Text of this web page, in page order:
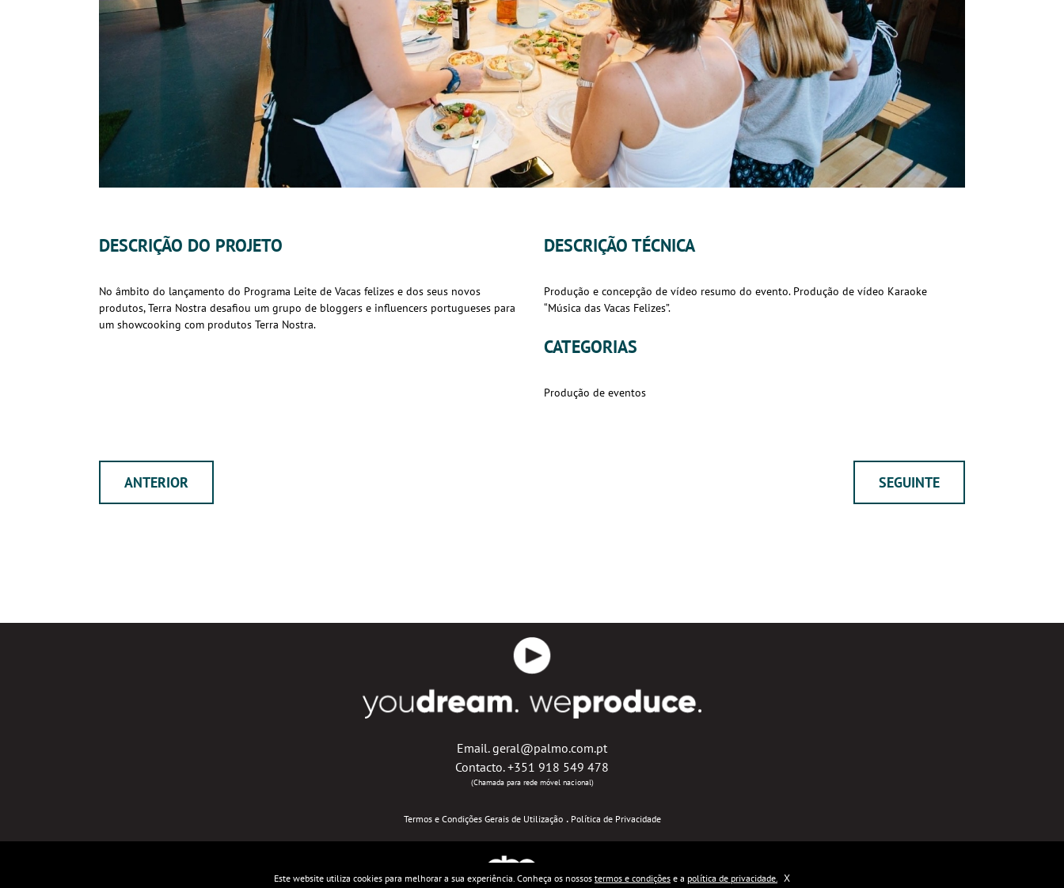
DESCRIÇÃO DO PROJETO
No âmbito do lançamento do Programa Leite de Vacas felizes e dos seus novos
produtos, Terra Nostra desafiou um grupo de bloggers e influencers portugueses para
um showcooking com produtos Terra Nostra.
DESCRIÇÃO TÉCNICA
Produção e concepção de vídeo resumo do evento. Produção de vídeo Karaoke
“Música das Vacas Felizes”.
CATEGORIAS
Produção de eventos
ANTERIOR SEGUINTE
Email. geral@palmo.com.pt
Contacto. +351 918 549 478
(Chamada para rede móvel nacional)
Termos e Condições Gerais de Utilização. Política de Privacidade
Este website utiliza cookies para melhorar a sua experiência. Conheça os nossos termos e condições e a política de privacidade. X